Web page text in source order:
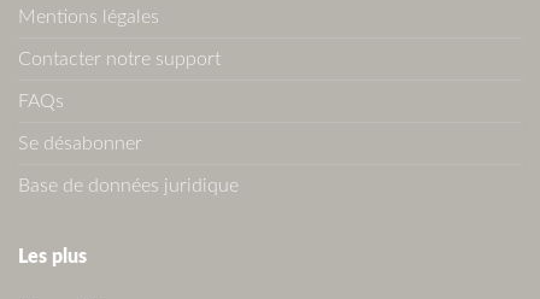
Mentions légales
Contacter notre support
FAQs
Se désabonner
Base de données juridique
Les plus